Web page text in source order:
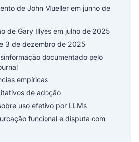
de John Mueller em junho de
de Gary Illyes em julho de 2025
3 de dezembro de 2025
documentado pelo
empíricas
de adoção
uso efetivo por LLMs
funcional e disputa com